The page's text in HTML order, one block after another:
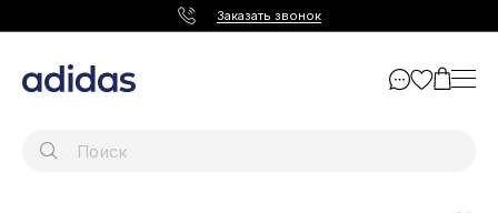
Заказать звонок